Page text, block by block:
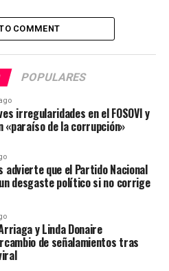
COMMENT
POPULARES
irregularidades en el FOSOVI y
«paraíso de la corrupción»
advierte que el Partido Nacional
desgaste político si no corrige
y Linda Donaire
de señalamientos tras